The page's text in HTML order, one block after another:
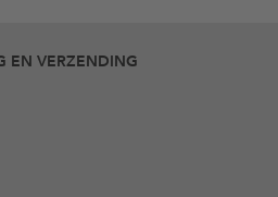
EN VERZENDING